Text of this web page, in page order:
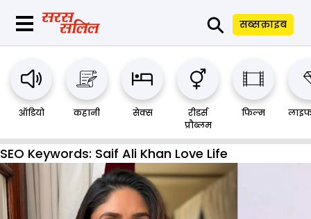
⚲ सब्सक्राइब
ऑडियो कहानी सेक्स
रीडर्स
प्रौब्लम
फिल्म
SEO Keywords: Saif Ali Khan Love Life